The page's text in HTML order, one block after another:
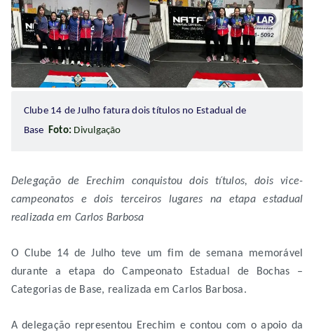
Clube 14 de Julho fatura dois títulos no Estadual de
Base Foto: Divulgação
Delegação de Erechim conquistou dois títulos, dois vice-
campeonatos e dois terceiros lugares na etapa estadual
realizada em Carlos Barbosa
O Clube 14 de Julho teve um fim de semana memorável
durante a etapa do Campeonato Estadual de Bochas –
Categorias de Base, realizada em Carlos Barbosa.
A delegação representou Erechim e contou com o apoio da